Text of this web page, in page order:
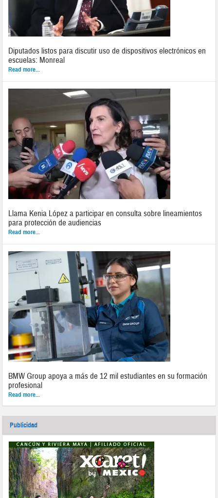
Diputados listos para discutir uso de dispositivos electrónicos en
escuelas: Monreal
Read more...
Llama Kenia López a participar en consulta sobre lineamientos
para protección de audiencias
Read more...
BMW Group apoya a más de 12 mil estudiantes en su formación
profesional
Read more...
Publicidad